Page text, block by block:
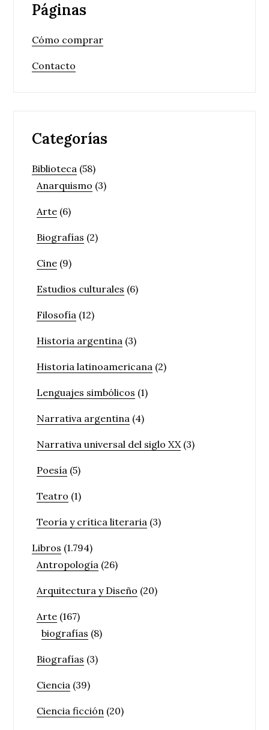
Páginas
Cómo comprar
Contacto
Categorías
Biblioteca (58)
Anarquismo (3)
Arte (6)
Biografías (2)
Cine (9)
Estudios culturales (6)
Filosofía (12)
Historia argentina (3)
Historia latinoamericana (2)
Lenguajes simbólicos (1)
Narrativa argentina (4)
Narrativa universal del siglo XX(3)
Poesía (5)
Teatro (1)
Teoría y crítica literaria (3)
Libros (1.794)
Antropología (26)
Arquitectura y Diseño (20)
Arte (167)
biografías (8)
Biografías (3)
Ciencia (39)
Ciencia ficción (20)